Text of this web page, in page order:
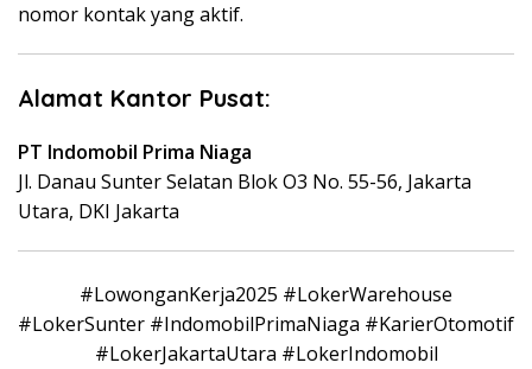
nomor kontak yang aktif.
Alamat Kantor Pusat:
PT Indomobil Prima Niaga
Jl. Danau Sunter Selatan Blok O3 No. 55-56, Jakarta
Utara, DKI Jakarta
#LowonganKerja2025 #LokerWarehouse
#LokerSunter #IndomobilPrimaNiaga #KarierOtomotif
#LokerJakartaUtara #LokerIndomobil